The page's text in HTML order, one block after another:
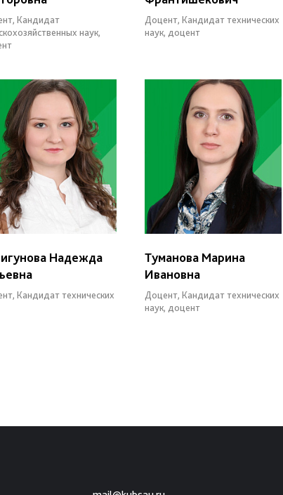
Кандидат
наук,
Доцент, Кандидат технических
наук, доцент
Надежда
Кандидат технических
Туманова Марина
Ивановна
Доцент, Кандидат технических
наук, доцент